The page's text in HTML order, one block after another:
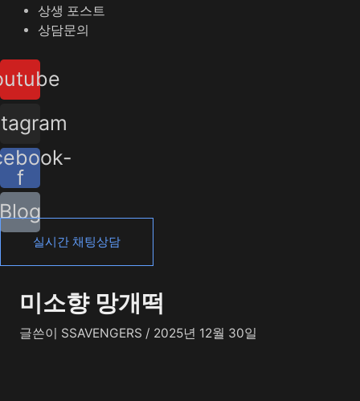
상생 포스트
상담문의
f
Blog
실시간 채팅상담
미소향 망개떡
글쓴이 SSAVENGERS / 2025년 12월 30일